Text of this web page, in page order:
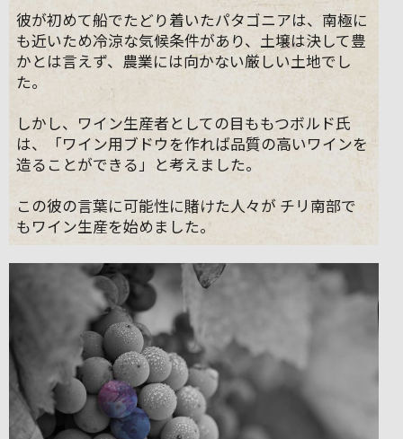
彼が初めて船でたどり着いたパタゴニアは、南極に
も近いため冷涼な気候条件があり、土壌は決して豊
かとは言えず、農業には向かない厳しい土地でし
た。
しかし、ワイン生産者としての目ももつボルド氏
は、「ワイン用ブドウを作れば品質の高いワインを
造ることができる」と考えました。
この彼の言葉に可能性に賭けた人々が チリ南部で
もワイン生産を始めました。